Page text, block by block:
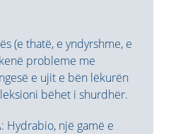
(e thatë, e yndyrshme, e
probleme me
e ujit e bën lëkurën
bëhet i shurdhër.
Hydrabio, një gamë e